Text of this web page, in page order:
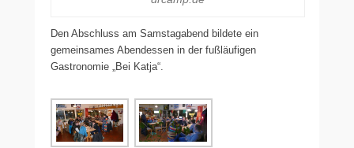
Den Abschluss am Samstagabend bildete ein
gemeinsames Abendessen in der fußläufigen
Gastronomie „Bei Katja“.